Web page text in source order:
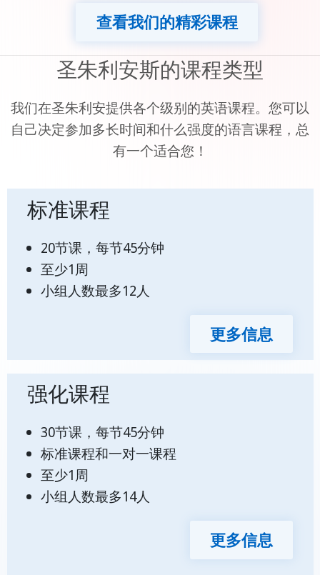
查看我们的精彩课程
圣朱利安斯的课程类型
我们在圣朱利安提供各个级别的英语课程。您可以
自己决定参加多长时间和什么强度的语言课程，总
有一个适合您！
标准课程
20节课，每节45分钟
至少1周
小组人数最多12人
更多信息
强化课程
30节课，每节45分钟
标准课程和一对一课程
至少1周
小组人数最多14人
更多信息